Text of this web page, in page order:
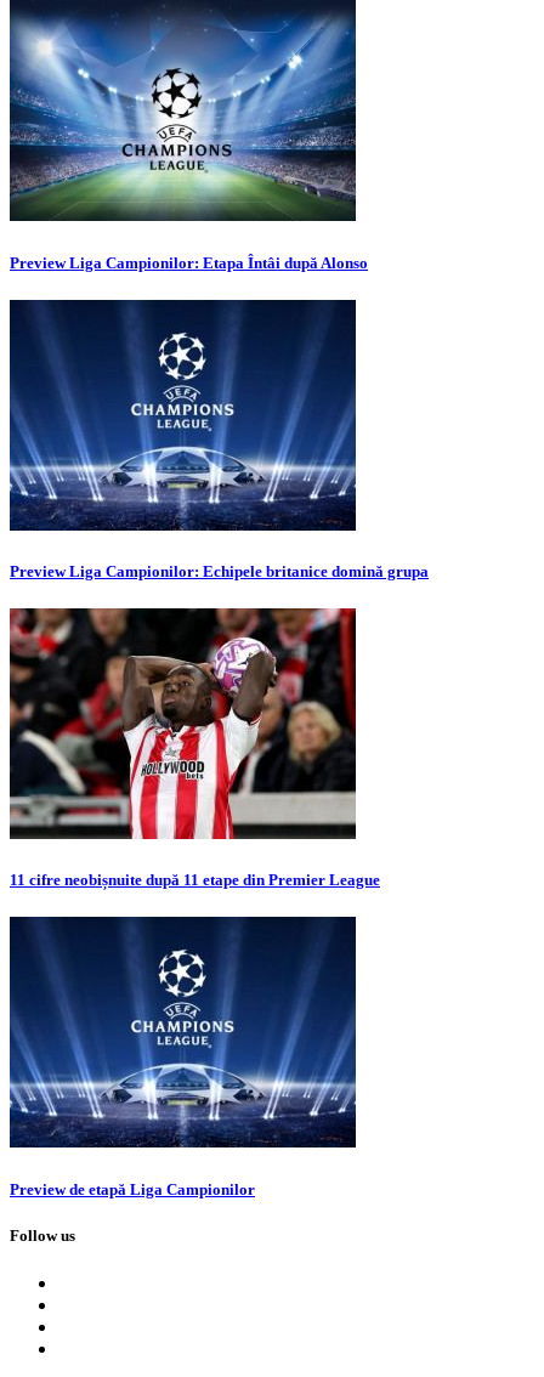
Preview Liga Campionilor: Etapa Întâi după Alonso
Preview Liga Campionilor: Echipele britanice domină grupa
11 cifre neobișnuite după 11 etape din Premier League
Preview de etapă Liga Campionilor
Follow us